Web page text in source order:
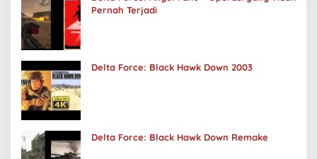
Pernah Terjadi
Delta Force: Black Hawk Down 2003
Delta Force: Black Hawk Down Remake